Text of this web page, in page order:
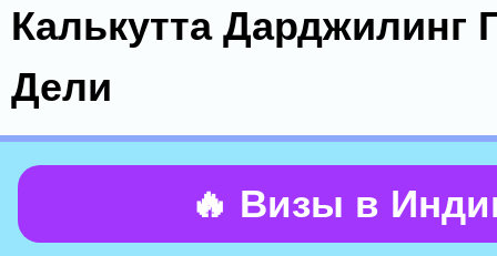
Калькутта Дарджилинг
Дели
🔥 Визы в